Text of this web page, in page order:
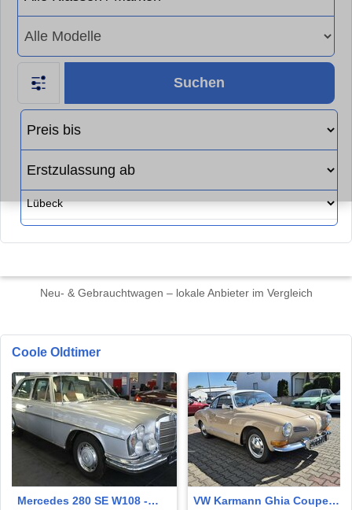
Suchen
Neu- & Gebrauchtwagen – lokale Anbieter im Vergleich
Coole Oldtimer
Mercedes 280 SE W108 -
VW Karmann Ghia Coupe